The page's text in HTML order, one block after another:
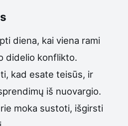
diena, kai viena rami
didelio konflikto.
kad esate teisūs, ir
iš nuovargio.
moka sustoti, išgirsti